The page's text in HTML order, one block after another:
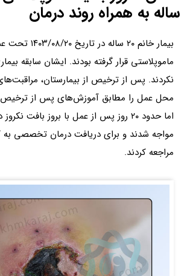
ساله به همراه روند درمان
بیمار خانم ۲۰ ساله
ماموپلاستی قرار گرفته بودند. ایشان سابقه
نکردند. پس از ترخیص از بیمارستان،
محل عمل را مطابق آموزش‌های پس از ترخیص
اما حدود ۲۰ روز پس از عمل با بروز بافت
مواجه شدند و برای دریافت درمان تخصصی به
مراجعه کردند.